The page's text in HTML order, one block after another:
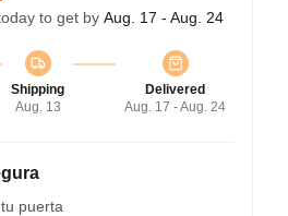
to get by Aug. 17 - Aug. 24
Shipping
Aug. 13
Delivered
Aug. 17 - Aug. 24
puerta